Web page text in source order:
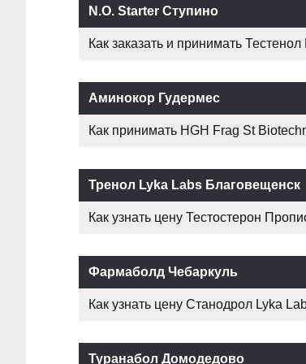
N.O. Starter Ступино
Как заказать и принимать Тестенол
Аминокор Гудермес
Как принимать HGH Frag St
Тренол Lyka Labs Благовещенск
Как узнать цену Тестостерон
Фармаболд Чебаркуль
Как узнать цену Станодрол Lyka
Туранабол Домодедово